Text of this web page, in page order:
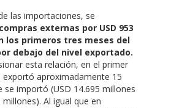
las importaciones, se
compras externas por USD 953
los primeros tres meses del
debajo del nivel exportado.
esta relación, en el primer
aproximadamente 15
se importó (USD 14.695 millones
millones). Al igual que en